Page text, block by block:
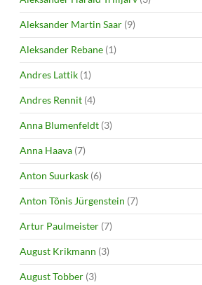
Aleksander Martin Saar (9)
Aleksander Rebane (1)
Andres Lattik (1)
Andres Rennit (4)
Anna Blumenfeldt (3)
Anna Haava (7)
Anton Suurkask (6)
Anton Tõnis Jürgenstein (7)
Artur Paulmeister (7)
August Krikmann (3)
August Tobber (3)